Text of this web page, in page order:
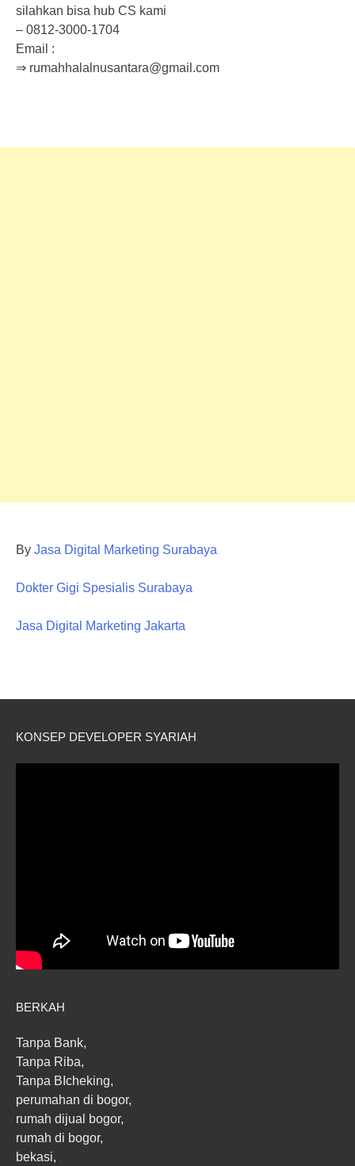
silahkan bisa hub CS kami
– 0812-3000-1704
Email :
⇒ rumahhalalnusantara@gmail.com
By Jasa Digital Marketing Surabaya
Dokter Gigi Spesialis Surabaya
Jasa Digital Marketing Jakarta
KONSEP DEVELOPER SYARIAH
BERKAH
Tanpa Bank,
Tanpa Riba,
Tanpa BIcheking,
perumahan di bogor,
rumah dijual bogor,
rumah di bogor,
bekasi,